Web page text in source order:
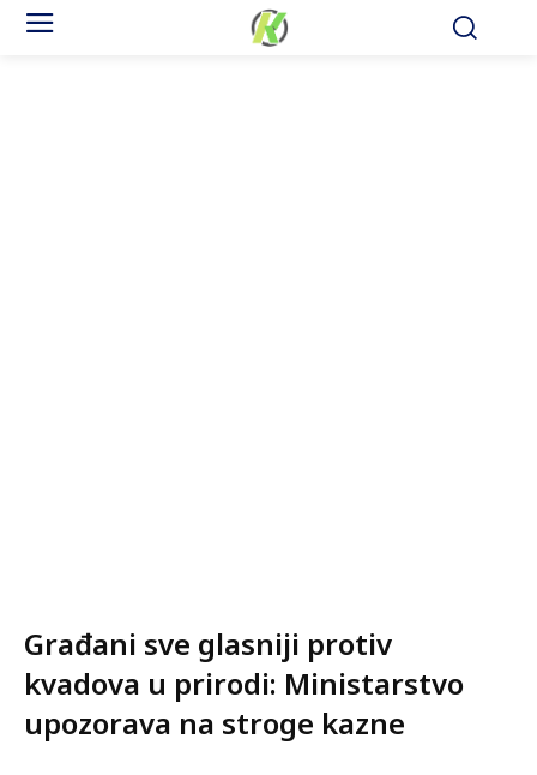
Građani sve glasniji protiv
kvadova u prirodi: Ministarstvo
upozorava na stroge kazne